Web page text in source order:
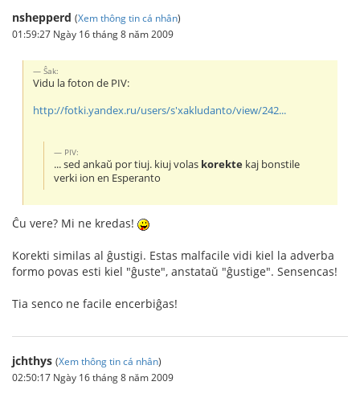
nshepperd (Xem thông tin cá nhân)
01:59:27 Ngày 16 tháng 8 năm 2009
Ŝak:
Vidu la foton de PIV:
http://fotki.yandex.ru/users/s'xakludanto/view/242...
PIV:
... sed ankaŭ por tiuj. kiuj volas korekte kaj bonstile
verki ion en Esperanto
Ĉu vere? Mi ne kredas!
Korekti similas al ĝustigi. Estas malfacile vidi kiel la adverba
formo povas esti kiel "ĝuste", anstataŭ "ĝustige". Sensencas!
Tia senco ne facile encerbiĝas!
jchthys (Xem thông tin cá nhân)
02:50:17 Ngày 16 tháng 8 năm 2009